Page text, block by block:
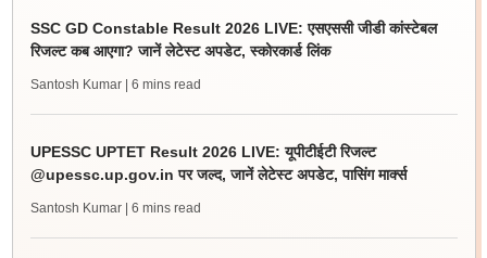
SSC GD Constable Result 2026 LIVE: एसएससी जीडी कांस्टेबल
रिजल्ट कब आएगा? जानें लेटेस्ट अपडेट, स्कोरकार्ड लिंक
Santosh Kumar | 6 mins read
UPESSC UPTET Result 2026 LIVE: यूपीटीईटी रिजल्ट
@upessc.up.gov.in पर जल्द, जानें लेटेस्ट अपडेट, पासिंग मार्क्स
Santosh Kumar | 6 mins read